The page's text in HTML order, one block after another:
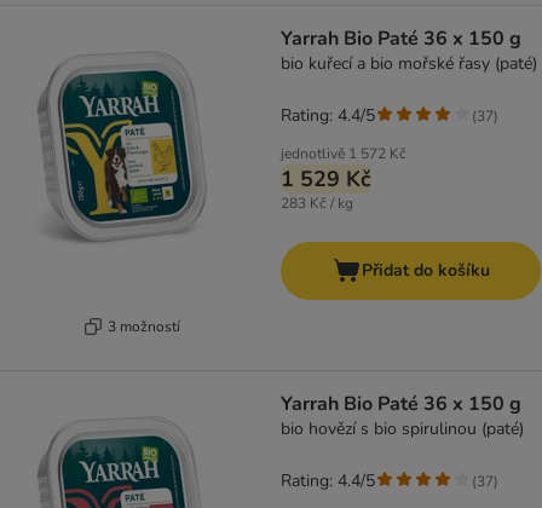
3 možností
Yarrah Bio Paté 36 x 150 g
bio kuřecí a bio mořské řasy (paté)
jednotlivě 1 572 Kč
1 529 Kč
283 Kč / kg
Rating: 4.4/5 (37)
Přidat do košíku
Yarrah Bio Paté 36 x 150 g
bio hovězí s bio spirulinou (paté)
Rating: 4.4/5 (37)